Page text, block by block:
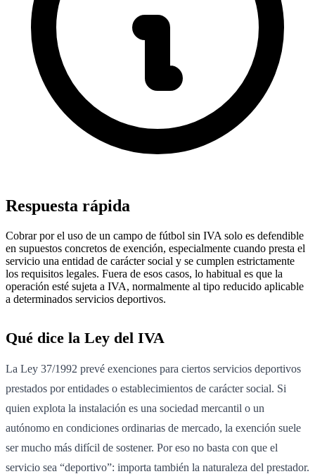
Respuesta rápida
Cobrar por el uso de un campo de fútbol sin IVA solo es defendible
en supuestos concretos de exención, especialmente cuando presta el
servicio una entidad de carácter social y se cumplen estrictamente
los requisitos legales. Fuera de esos casos, lo habitual es que la
operación esté sujeta a IVA, normalmente al tipo reducido aplicable
a determinados servicios deportivos.
Qué dice la Ley del IVA
La Ley 37/1992 prevé exenciones para ciertos servicios deportivos
prestados por entidades o establecimientos de carácter social. Si
quien explota la instalación es una sociedad mercantil o un
autónomo en condiciones ordinarias de mercado, la exención suele
ser mucho más difícil de sostener. Por eso no basta con que el
servicio sea “deportivo”: importa también la naturaleza del prestador.